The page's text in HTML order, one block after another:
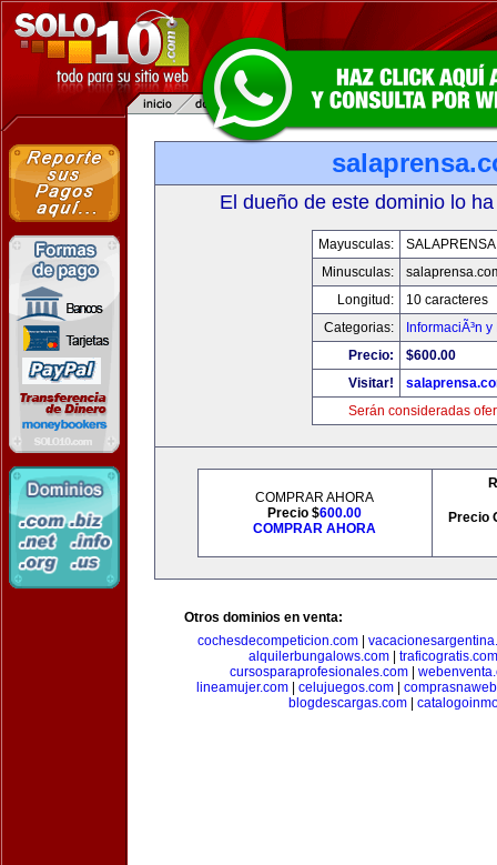
El dueño de este dominio lo
Mayusculas:
Minusculas:
Longitud:
10 caracteres
Categorias:
InformaciÃ³n
Precio:
$600.00
Visitar!
Serán consideradas
COMPRAR AHORA
Precio $600.00
COMPRAR AHORA
Precio
Otros dominios en venta:
cochesdecompeticion.com
alquilerbungalows.com| traficogratis.com
cursosparaprofesionales.com|
lineamujer.com| celujuegos.com|
blogdescargas.com|